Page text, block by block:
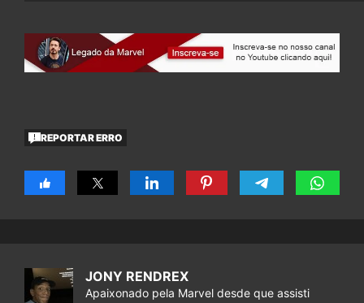
REPORTAR ERRO
JONY RENDREX
Apaixonado pela Marvel desde que assisti